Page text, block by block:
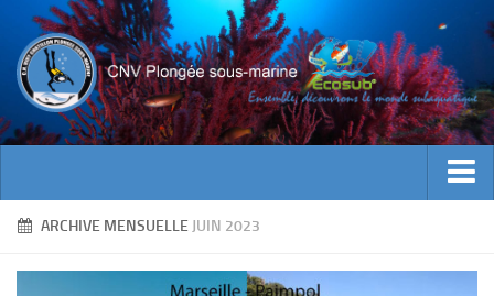
ACTUALITES
ARCHIVE MENSUELLE JUIN 2023